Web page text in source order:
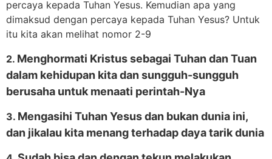
percaya kepada Tuhan Yesus. Kemudian apa yang
dimaksud dengan percaya kepada Tuhan Yesus? Untuk
itu kita akan melihat nomor 2-9
2. Menghormati Kristus sebagai Tuhan dan Tuan
dalam kehidupan kita dan sungguh-sungguh
berusaha untuk menaati perintah-Nya
3. Mengasihi Tuhan Yesus dan bukan dunia ini,
dan jikalau kita menang terhadap daya tarik dunia